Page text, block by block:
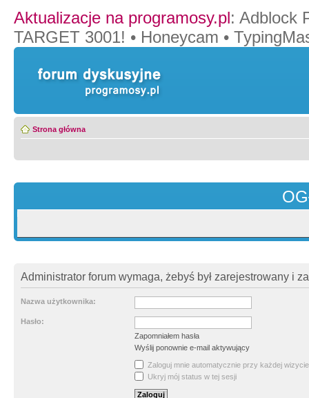
Aktualizacje na programosy.pl: Adblock
TARGET 3001! • Honeycam •
Strona główna
Administrator forum wymaga, żebyś był zarejestrowany i
Nazwa użytkownika:
Hasło:
Zapomniałem hasła
Wyślij ponownie e-mail aktywujący
Zaloguj mnie automatycznie przy każdej wizycie
Ukryj mój status w tej sesji